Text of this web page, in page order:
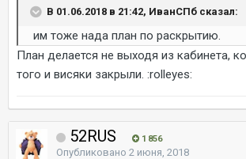
В 01.06.2018 в 21:42, ИванСПб сказал:
им тоже нада план по раскрытию.
План делается не выходя из кабинета,
того и висяки закрыли. :rolleyes:
52RUS 1 856
Опубликовано 2 июня, 2018